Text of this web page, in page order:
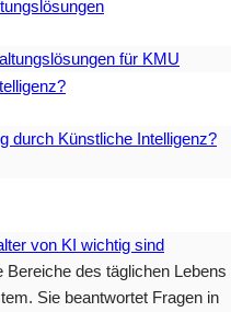
für KMU
durch Künstliche Intelligenz?
von KI wichtig sind
Bereiche des täglichen Lebens
Sie beantwortet Fragen in